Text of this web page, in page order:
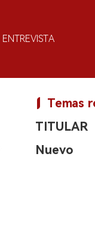
ENTREVISTA
Temas
TITULAR
Nuevo